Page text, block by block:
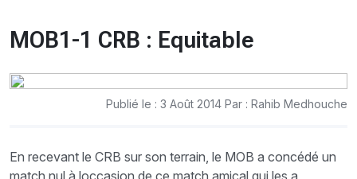
MOB1-1 CRB : Equitable
Publié le : 3 Août 2014 Par : Rahib Medhouche
En recevant le CRB sur son terrain, le MOB a concédé un
match nul à loccasion de ce match amical qui les a